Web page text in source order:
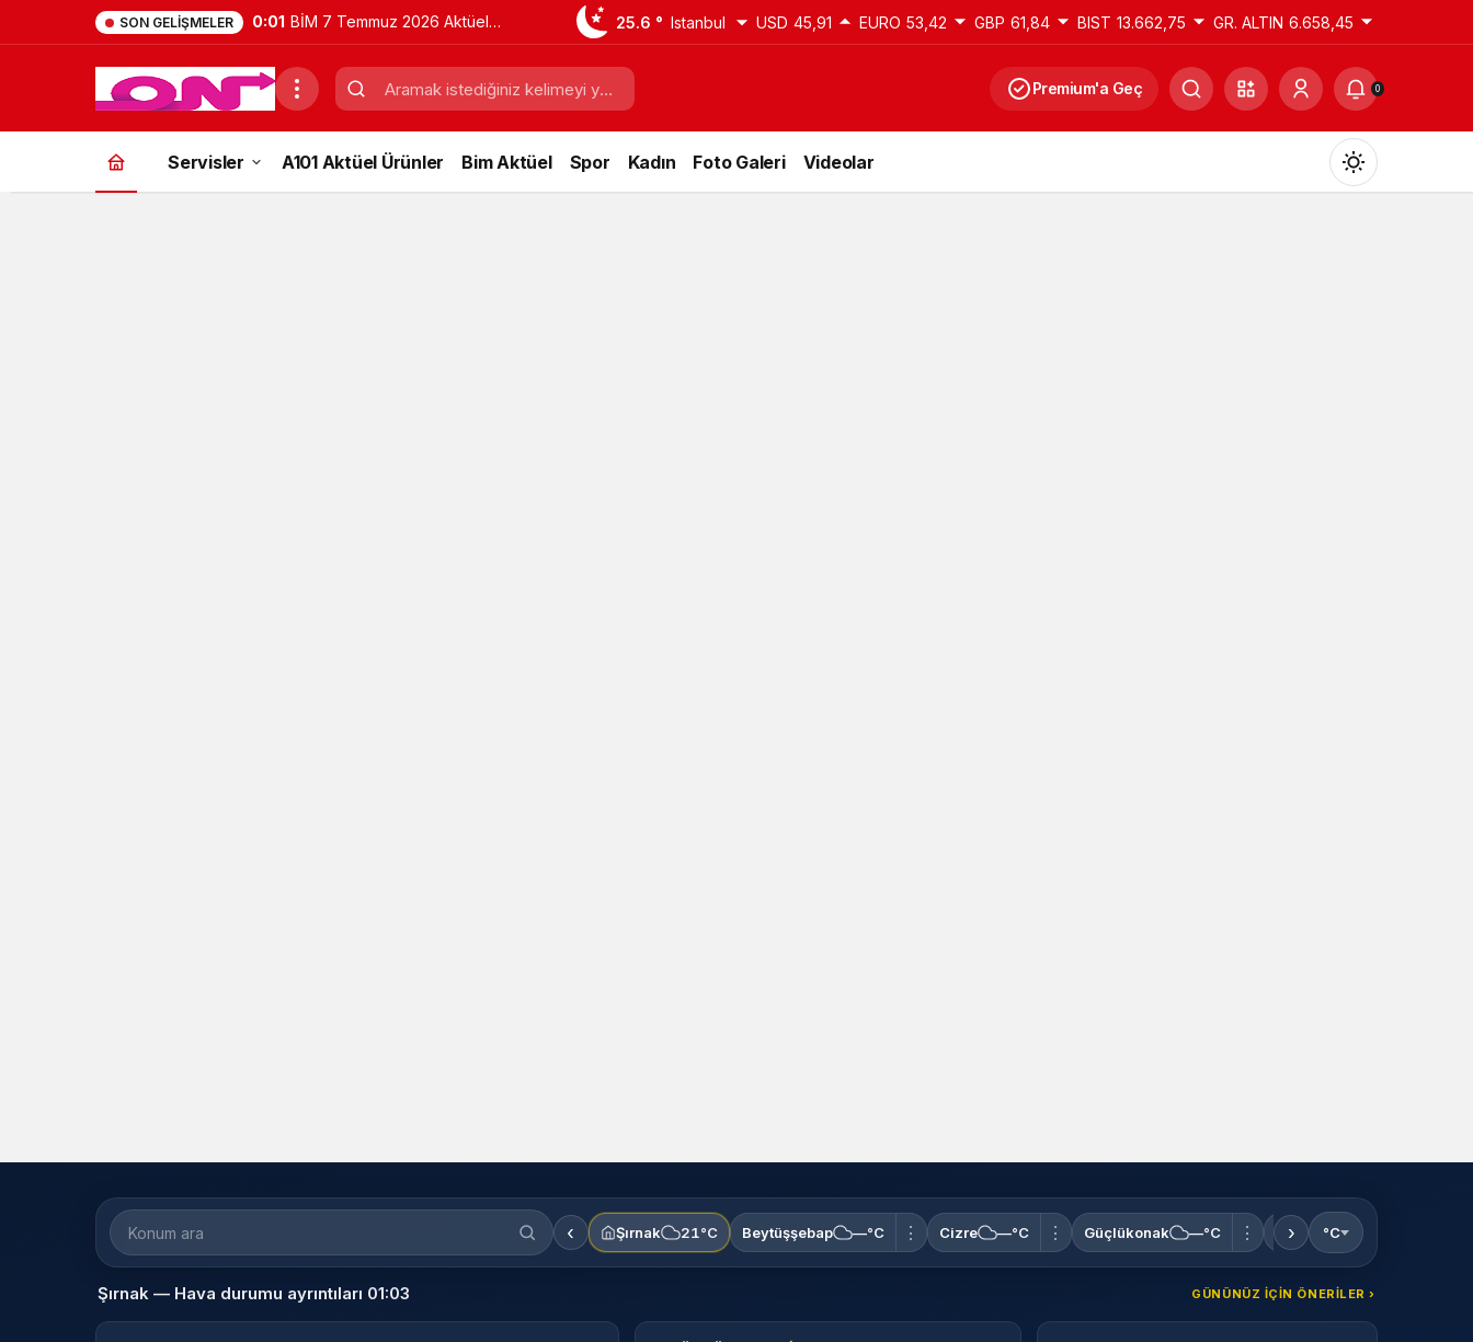
SON GELIŞMELER 0:01 BİM 7 Temmuz 2026 Aktüel
Ürünler Kataloğu | Bu Hafta
İndirimde Olan Ürünler
25.6 ° Istanbul USD 45,91 EURO 53,42 GBP 61,84 BIST 13.662,75 GR. ALTIN 6.658,45
Premium'a Geç 0
Servisler A101 Aktüel Ürünler Bim Aktüel Spor Kadın Foto Galeri Videolar
‹ Şırnak 21°C Beytüşşebap —°C ⋮ Cizre —°C ⋮ Güçlükonak —°C ⋮ İdil —°C
› °C
Şırnak — Hava durumu ayrıntıları 01:03 GÜNÜNÜZ IÇIN ÖNERILER ›